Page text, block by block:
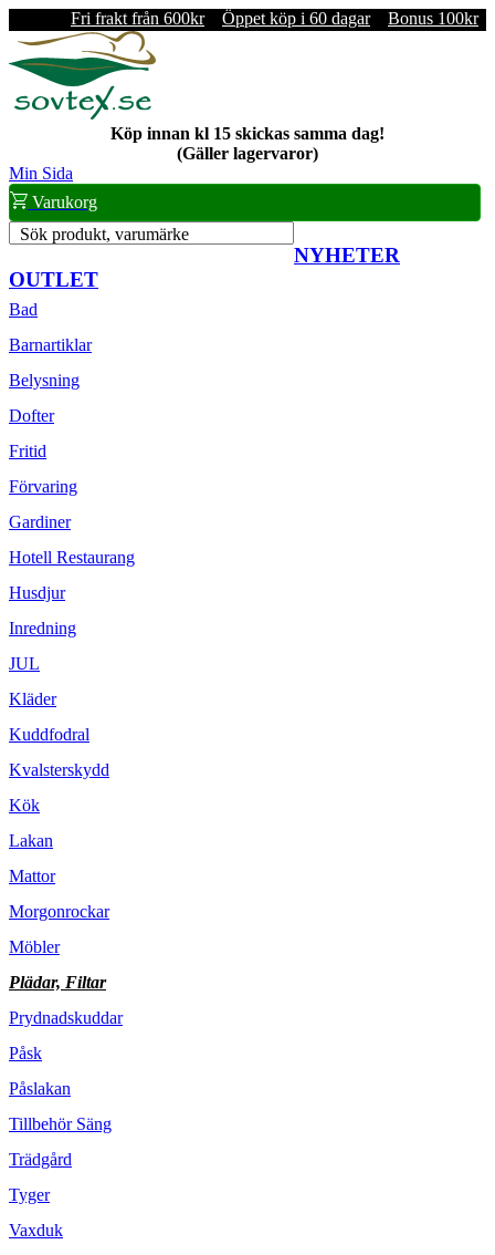
Fri frakt från 600kr Öppet köp i 60 dagar Bonus 100kr
Köp innan kl 15 skickas samma dag!
(Gäller lagervaror)
Min Sida
Varukorg
Sök produkt, varumärke
NYHETER
OUTLET
Bad
Barnartiklar
Belysning
Dofter
Fritid
Förvaring
Gardiner
Hotell Restaurang
Husdjur
Inredning
JUL
Kläder
Kuddfodral
Kvalsterskydd
Kök
Lakan
Mattor
Morgonrockar
Möbler
Plädar, Filtar
Prydnadskuddar
Påsk
Påslakan
Tillbehör Säng
Trädgård
Tyger
Vaxduk